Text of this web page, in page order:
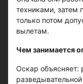
техниками, затем
только потом
вылетам.
Чем занимается
Оскар объясняет: